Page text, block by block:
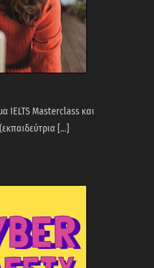
IELTS Masterclass και
[...]